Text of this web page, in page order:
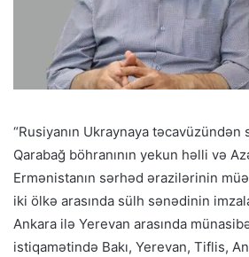
“Rusiyanın Ukraynaya təcavüzündən
Qarabağ böhranının yekun həlli və
Ermənistanın sərhəd ərazilərinin
iki ölkə arasında sülh sənədinin
Ankara ilə Yerevan arasında
istiqamətində Bakı, Yerevan, Tiflis,